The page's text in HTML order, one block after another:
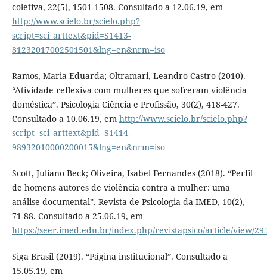
coletiva, 22(5), 1501-1508. Consultado a 12.06.19, em
http://www.scielo.br/scielo.php?
script=sci_arttext&pid=S1413-
81232017002501501&lng=en&nrm=iso
Ramos, Maria Eduarda; Oltramari, Leandro Castro (2010).
“Atividade reflexiva com mulheres que sofreram violência
doméstica”. Psicologia Ciência e Profissão, 30(2), 418-427.
Consultado a 10.06.19, em http://www.scielo.br/scielo.php?
script=sci_arttext&pid=S1414-
98932010000200015&lng=en&nrm=iso
Scott, Juliano Beck; Oliveira, Isabel Fernandes (2018). “Perfil
de homens autores de violência contra a mulher: uma
análise documental”. Revista de Psicologia da IMED, 10(2),
71-88. Consultado a 25.06.19, em
https://seer.imed.edu.br/index.php/revistapsico/article/view/
Siga Brasil (2019). “Página institucional”. Consultado a
15.05.19, em